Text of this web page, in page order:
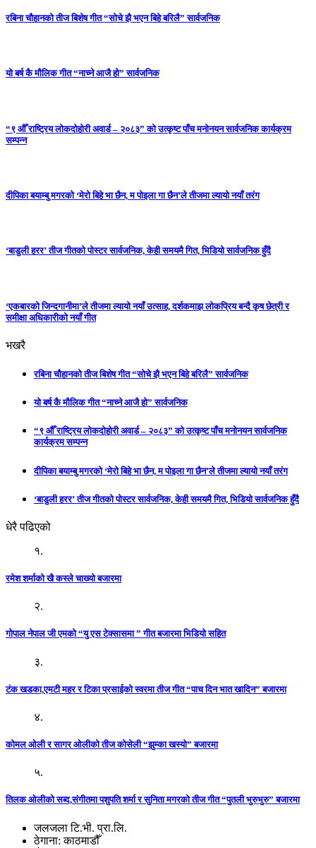
रबिना चौहानको तीज बिशेष गीत “सोचे झै भएन बिहे बरिलै” सार्वजनिक
यो बर्ष कै मौलिक गीत “नाच्ने आजै हो” सार्वजनिक
“९ औँ राष्ट्रिय लोकदोहोरी अवार्ड – २०८३” को उत्कृष्ट पाँच मनोनयन सार्वजनिक कार्यक्रम
सम्पन्न
दीपिका बयाम्बु मगरको ‘मेरो बिहे भा छैन, म पोइला गा छैन’ले तीजमा ल्यायो नयाँ तरंग
‘बाडुली हरर’ तीज गीतको पोस्टर सार्वजनिक, केही समयमै गित, भिडियो सार्वजनिक हुँदै
‘एकबारको जिन्दगानीमा’ले तीजमा ल्यायो नयाँ उत्साह, दर्शकमाझ लोकप्रिय बन्दै कृष छेत्री र
समीक्षा अधिकारीको नयाँ गीत
भखरै
रबिना चौहानको तीज बिशेष गीत “सोचे झै भएन बिहे बरिलै” सार्वजनिक
यो बर्ष कै मौलिक गीत “नाच्ने आजै हो” सार्वजनिक
“९ औँ राष्ट्रिय लोकदोहोरी अवार्ड – २०८३” को उत्कृष्ट पाँच मनोनयन सार्वजनिक
कार्यक्रम सम्पन्न
दीपिका बयाम्बु मगरको ‘मेरो बिहे भा छैन, म पोइला गा छैन’ले तीजमा ल्यायो नयाँ तरंग
‘बाडुली हरर’ तीज गीतको पोस्टर सार्वजनिक, केही समयमै गित, भिडियो सार्वजनिक हुँदै
धेरै पढिएको
१.
रमेश शर्माको खै कस्ले चाख्यो बजारमा
२.
गोपाल नेपाल जी एमको “यु एस टेक्सासमा ” गीत बजारमा भिडियो सहित
३.
टंक खडका,एमटी महर र टिका प्रसाईको स्वरमा तीज गीत “पाच दिन भात खादिन” बजारमा
४.
कोमल ओली र सागर ओलीको तीज कोसेली “झुम्का खस्यो” बजारमा
५.
तिलक ओलीको सब्द,संगीतमा पशुपति शर्मा र सुनिता मगरको तीज गीत “पुतली भुरुभुरु” बजारमा
जलजला टि.भी. प्रा.लि.
ठेगाना: काठमाडौँ